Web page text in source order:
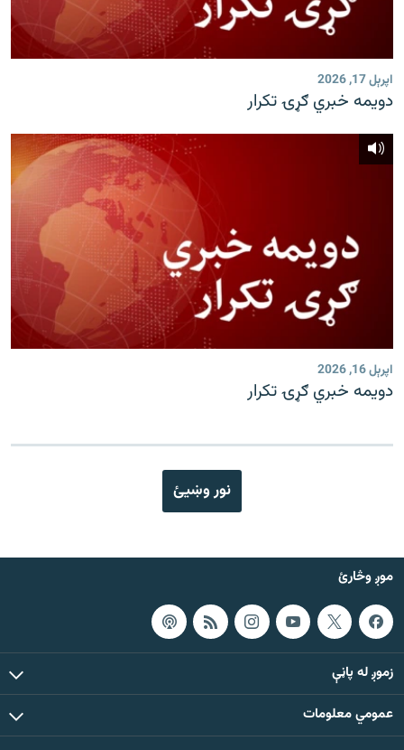
اپرېل 17, 2026
دویمه خبري ګړۍ تکرار
اپرېل 16, 2026
دویمه خبري ګړۍ تکرار
نور وښیئ
موږ وڅارئ
زموږ له پاڼې
عمومي معلومات